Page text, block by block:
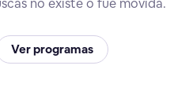
no existe o fue movida.
Ver programas